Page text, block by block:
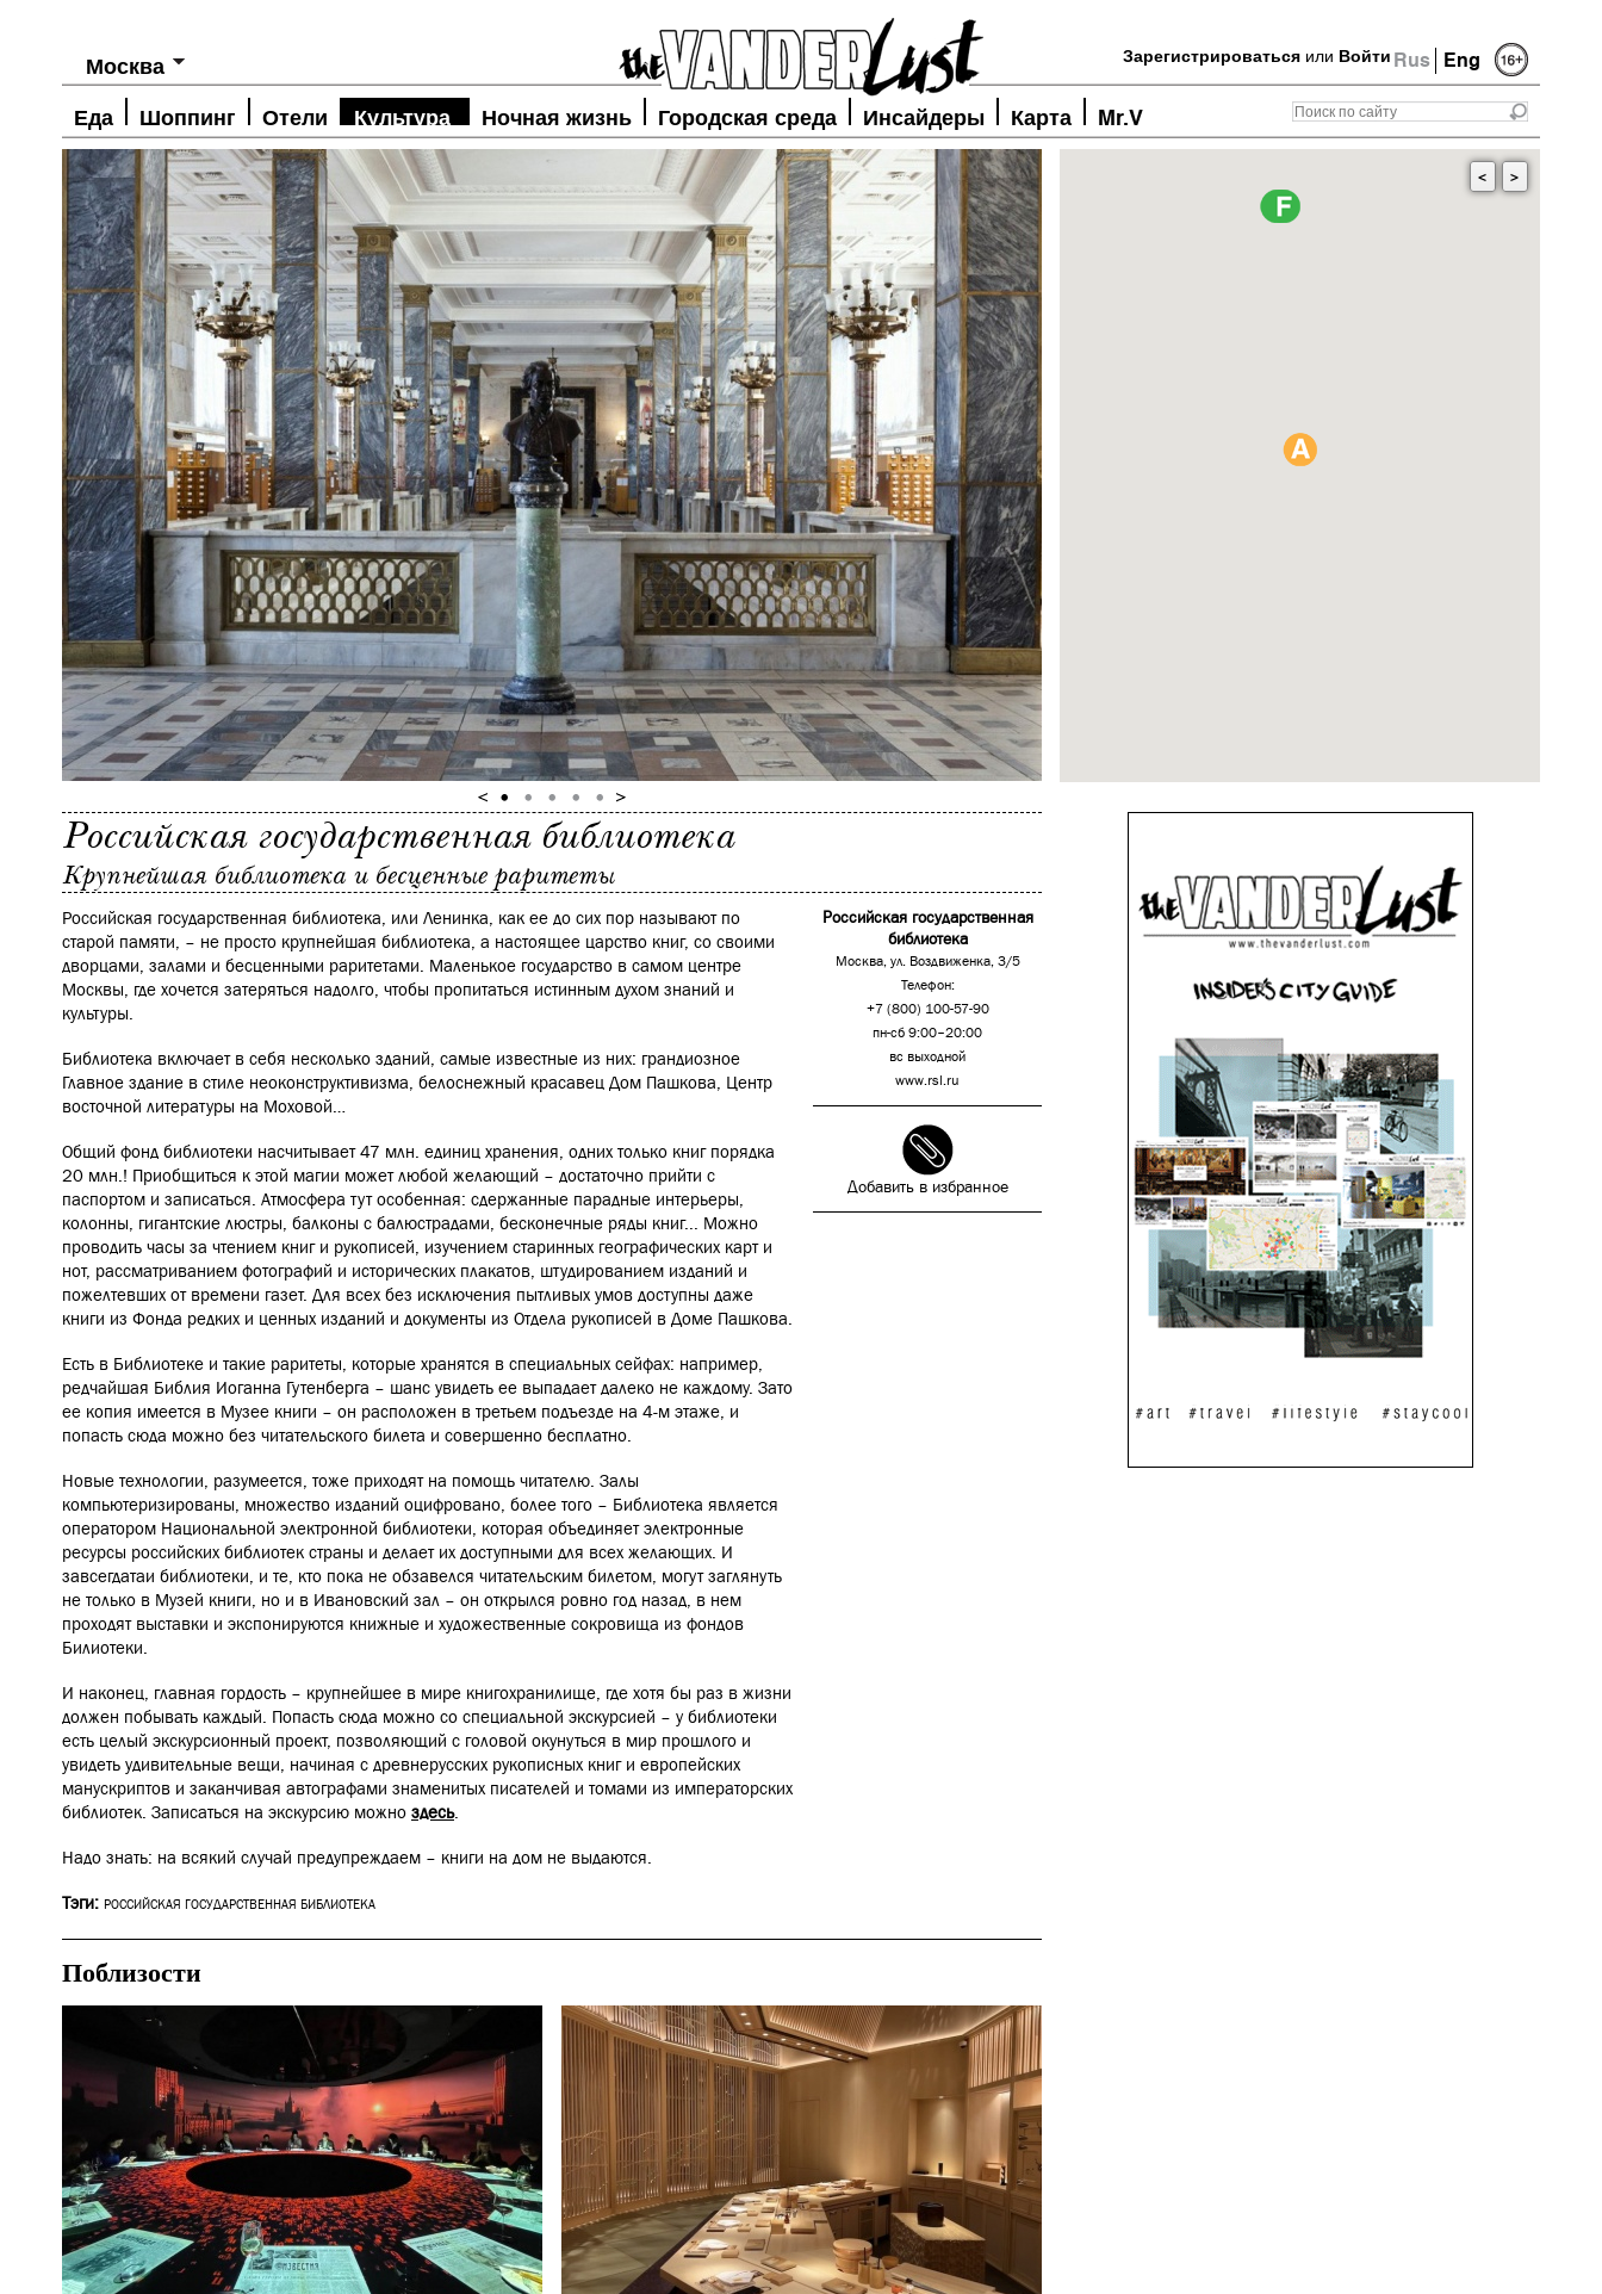
Rus Eng
Зарегистрироваться или Войти
Москва
Еда Шоппинг Отели Культура Ночная жизнь Городская среда Инсайдеры Карта Mr.V
< >
Российская государственная библиотека
Крупнейшая библиотека и бесценные раритеты
Российская государственная
библиотека
Москва, ул. Воздвиженка, 3/5
Телефон:
+7 (800) 100-57-90
пн-сб 9:00–20:00
вс выходной
www.rsl.ru
Добавить в избранное
Российская государственная библиотека, или Ленинка, как ее до сих пор называют по
старой памяти, – не просто крупнейшая библиотека, а настоящее царство книг, со своими
дворцами, залами и бесценными раритетами. Маленькое государство в самом центре
Москвы, где хочется затеряться надолго, чтобы пропитаться истинным духом знаний и
культуры.
Библиотека включает в себя несколько зданий, самые известные из них: грандиозное
Главное здание в стиле неоконструктивизма, белоснежный красавец Дом Пашкова, Центр
восточной литературы на Моховой…
Общий фонд библиотеки насчитывает 47 млн. единиц хранения, одних только книг порядка
20 млн.! Приобщиться к этой магии может любой желающий – достаточно прийти с
паспортом и записаться. Атмосфера тут особенная: сдержанные парадные интерьеры,
колонны, гигантские люстры, балконы с балюстрадами, бесконечные ряды книг... Можно
проводить часы за чтением книг и рукописей, изучением старинных географических карт и
нот, рассматриванием фотографий и исторических плакатов, штудированием изданий и
пожелтевших от времени газет. Для всех без исключения пытливых умов доступны даже
книги из Фонда редких и ценных изданий и документы из Отдела рукописей в Доме Пашкова.
Есть в Библиотеке и такие раритеты, которые хранятся в специальных сейфах: например,
редчайшая Библия Иоганна Гутенберга – шанс увидеть ее выпадает далеко не каждому. Зато
ее копия имеется в Музее книги – он расположен в третьем подъезде на 4-м этаже, и
попасть сюда можно без читательского билета и совершенно бесплатно.
Новые технологии, разумеется, тоже приходят на помощь читателю. Залы
компьютеризированы, множество изданий оцифровано, более того – Библиотека является
оператором Национальной электронной библиотеки, которая объединяет электронные
ресурсы российских библиотек страны и делает их доступными для всех желающих. И
завсегдатаи библиотеки, и те, кто пока не обзавелся читательским билетом, могут заглянуть
не только в Музей книги, но и в Ивановский зал – он открылся ровно год назад, в нем
проходят выставки и экспонируются книжные и художественные сокровища из фондов
Билиотеки.
И наконец, главная гордость – крупнейшее в мире книгохранилище, где хотя бы раз в жизни
должен побывать каждый. Попасть сюда можно со специальной экскурсией – у библиотеки
есть целый экскурсионный проект, позволяющий с головой окунуться в мир прошлого и
увидеть удивительные вещи, начиная с древнерусских рукописных книг и европейских
манускриптов и заканчивая автографами знаменитых писателей и томами из императорских
библиотек. Записаться на экскурсию можно здесь.
Надо знать: на всякий случай предупреждаем – книги на дом не выдаются.
Тэги: РОССИЙСКАЯ ГОСУДАРСТВЕННАЯ БИБЛИОТЕКА
Поблизости
Еда
Москва